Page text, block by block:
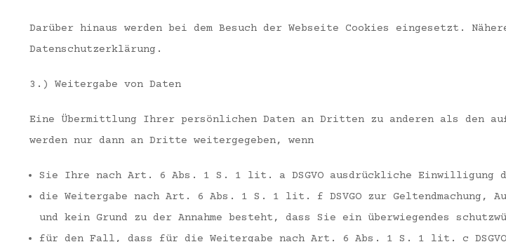
Darüber hinaus werden bei dem Besuch der Webseite Cookies eingesetzt.
Datenschutzerklärung.
3.) Weitergabe von Daten
Eine Übermittlung Ihrer persönlichen Daten an Dritten zu anderen als den
werden nur dann an Dritte weitergegeben, wenn
Sie Ihre nach Art. 6 Abs. 1 S. 1 lit. a DSGVO ausdrückliche Einwilligung
die Weitergabe nach Art. 6 Abs. 1 S. 1 lit. f DSVGO zur Geltendmachung,
und kein Grund zu der Annahme besteht, dass Sie ein überwiegendes
für den Fall, dass für die Weitergabe nach Art. 6 Abs. 1 S. 1 lit. c